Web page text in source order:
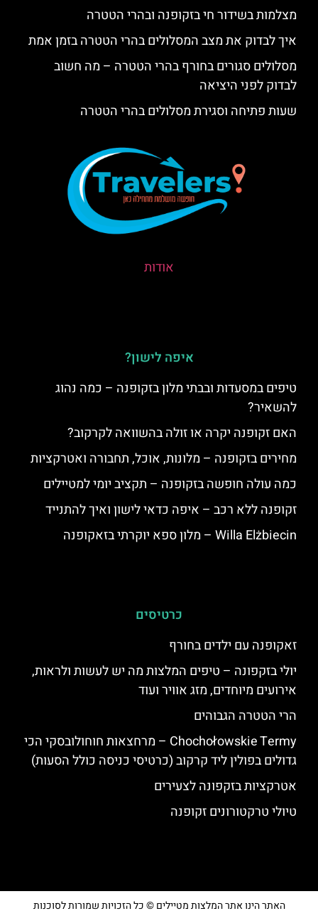
מצלמות בשידור חי בזקופנה ובהרי הטטרה
איך לבדוק את מצב המסלולים בהרי הטטרה בזמן אמת
מסלולים סגורים בחורף בהרי הטטרה – מה חשוב
לבדוק לפני היציאה
שעות פתיחה וסגירת מסלולים בהרי הטטרה
אודות
איפה לישון?
טיפים במסעדות ובבתי מלון בזקופנה – כמה נהוג
להשאיר?
האם זקופנה יקרה או זולה בהשוואה לקרקוב?
מחירים בזקופנה – מלונות, אוכל, תחבורה ואטרקציות
כמה עולה חופשה בזקופנה – תקציב יומי למטיילים
זקופנה ללא רכב – איפה כדאי לישון ואיך להתנייד
Willa Elżbiecin – מלון ספא יוקרתי בזאקופנה
כרטיסים
זאקופנה עם ילדים בחורף
יולי בזקפונה – טיפים המלצות מה יש לעשות ולראות,
אירועים מיוחדים, מזג אוויר ועוד
הרי הטטרה הגבוהים
Chochołowskie Termy – מרחצאות חוחולובסקי הכי
גדולים בפולין ליד קרקוב (כרטיסי כניסה כולל הסעות)
אטרקציות בזקפונה לצעירים
טיולי טרקטורונים זקופנה
האתר הינו אתר המלצות מטיילים © כל הזכויות שמורות לסוכנות